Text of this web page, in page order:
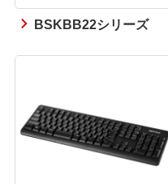
BSKBB22シリーズ